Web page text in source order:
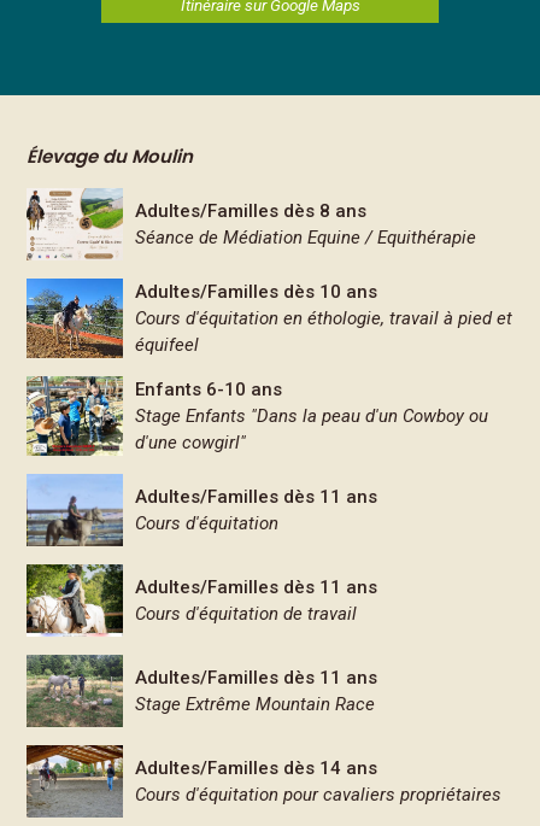
Itinéraire sur Google Maps
Élevage du Moulin
Adultes/Familles dès 8 ans
Séance de Médiation Equine / Equithérapie
Adultes/Familles dès 10 ans
Cours d'équitation en éthologie, travail à pied et
équifeel
Enfants 6-10 ans
Stage Enfants "Dans la peau d'un Cowboy ou
d'une cowgirl"
Adultes/Familles dès 11 ans
Cours d'équitation
Adultes/Familles dès 11 ans
Cours d'équitation de travail
Adultes/Familles dès 11 ans
Stage Extrême Mountain Race
Adultes/Familles dès 14 ans
Cours d'équitation pour cavaliers propriétaires